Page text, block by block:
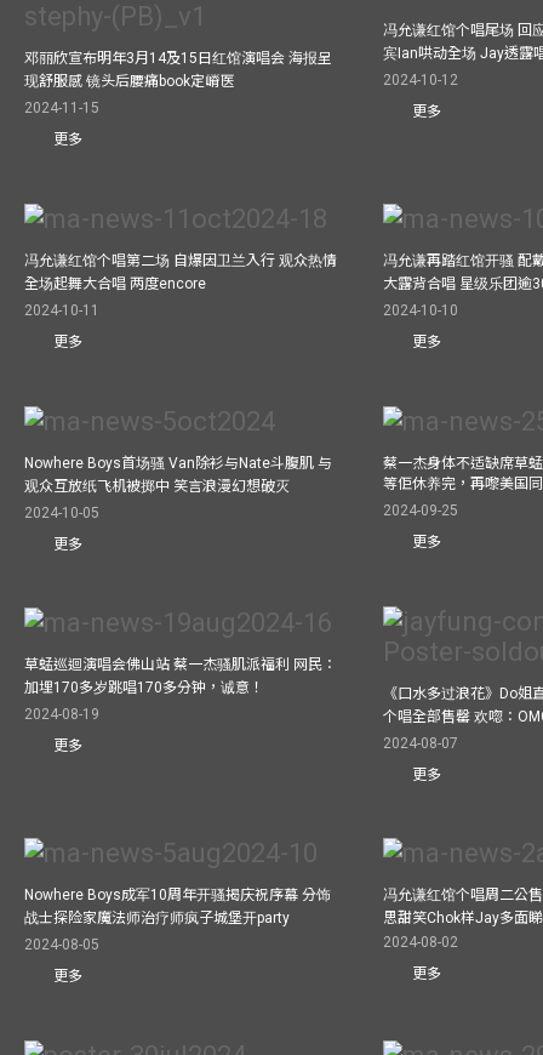
邓丽欣宣布明年3月14及15日红馆演唱会 海报呈
现舒服感 镜头后腰痛book定嵴医
2024-11-15
更多
冯允谦红馆个唱尾场 回
宾Ian哄动全场 Jay透露
2024-10-12
更多
冯允谦红馆个唱第二场 自爆因卫兰入行 观众热情
全场起舞大合唱 两度encore
2024-10-11
更多
冯允谦再踏红馆开骚 配
大露背合唱 星级乐团逾
2024-10-10
更多
Nowhere Boys首场骚 Van除衫与Nate斗腹肌 与
观众互放纸飞机被掷中 笑言浪漫幻想破灭
2024-10-05
更多
蔡一杰身体不适缺席草
等佢休养完，再嚟美国
2024-09-25
更多
草蜢巡迴演唱会佛山站 蔡一杰骚肌派福利 网民：
加埋170多岁跳唱170多分钟，诚意！
2024-08-19
更多
《口水多过浪花》Do姐
个唱全部售罄 欢唿：
2024-08-07
更多
Nowhere Boys成军10周年开骚揭庆祝序幕 分饰
战士探险家魔法师治疗师疯子城堡开party
2024-08-05
更多
冯允谦红馆个唱周二公
思甜笑Chok样Jay多面睇
2024-08-02
更多